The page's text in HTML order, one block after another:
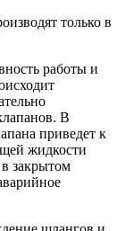
только в
работы и
В
приведет к
жидкости
закрытом